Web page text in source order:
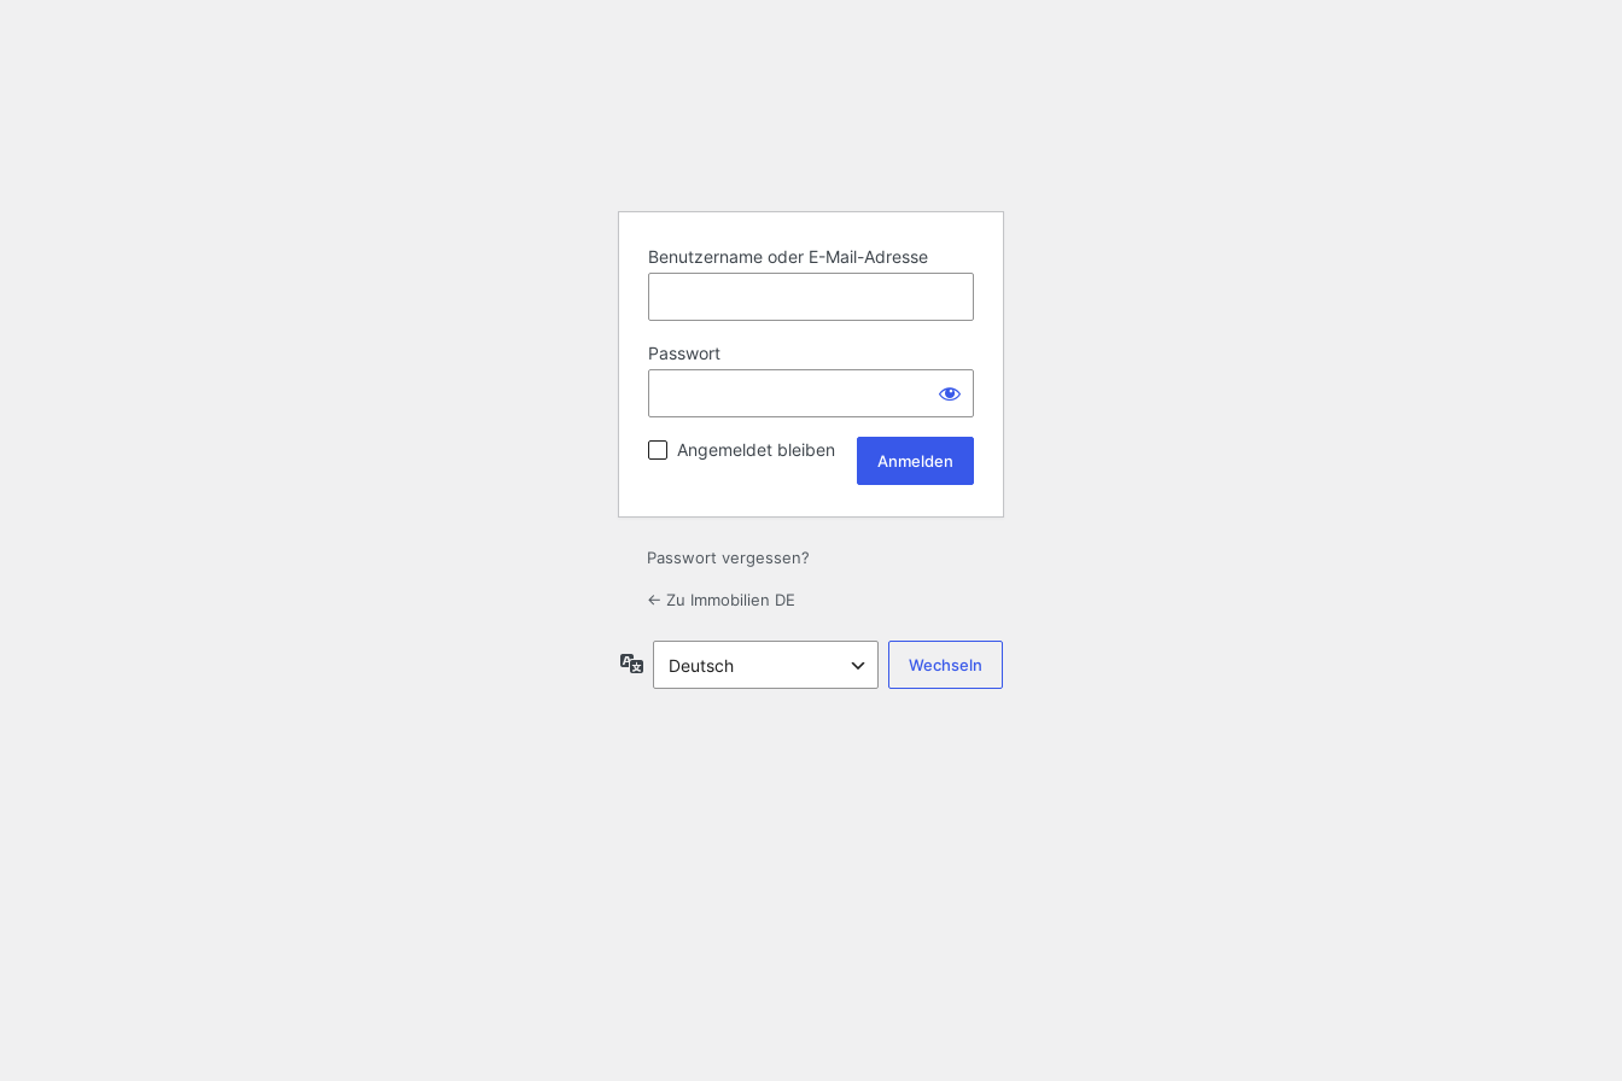
Benutzername oder E-Mail-Adresse
Passwort
Angemeldet bleiben
Passwort vergessen?
← Zu Immobilien DE
Sprache